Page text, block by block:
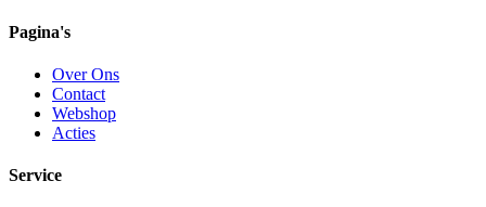
Pagina's
Over Ons
Contact
Webshop
Acties
Service